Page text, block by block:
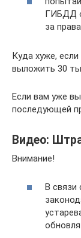
ГИБДД
за
Куда хуже,
выложить 30
Если вам уже
последующей
Видео:
Внимание!
В связи